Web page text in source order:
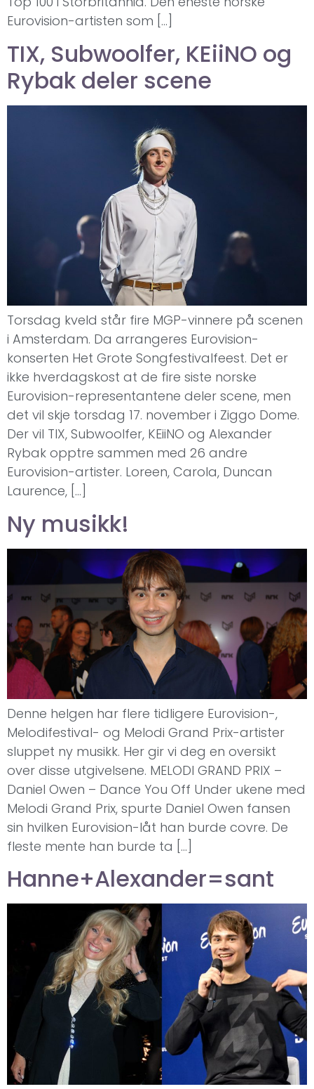
Eurovision-artisten som […]
TIX, Subwoolfer, KEiiNO og
Rybak deler scene
Torsdag kveld står fire MGP-vinnere på scenen
i Amsterdam. Da arrangeres Eurovision-
konserten Het Grote Songfestivalfeest. Det er
ikke hverdagskost at de fire siste norske
Eurovision-representantene deler scene, men
det vil skje torsdag 17. november i Ziggo Dome.
Der vil TIX, Subwoolfer, KEiiNO og Alexander
Rybak opptre sammen med 26 andre
Eurovision-artister. Loreen, Carola, Duncan
Laurence, […]
Ny musikk!
Denne helgen har flere tidligere Eurovision-,
Melodifestival- og Melodi Grand Prix-artister
sluppet ny musikk. Her gir vi deg en oversikt
over disse utgivelsene. MELODI GRAND PRIX –
Daniel Owen – Dance You Off Under ukene med
Melodi Grand Prix, spurte Daniel Owen fansen
sin hvilken Eurovision-låt han burde covre. De
fleste mente han burde ta […]
Hanne+Alexander=sant